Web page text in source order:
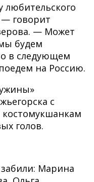
— говорит
— Может
будем
в следующем
на Россию.
с
костомукшанкам
голов.
Марина